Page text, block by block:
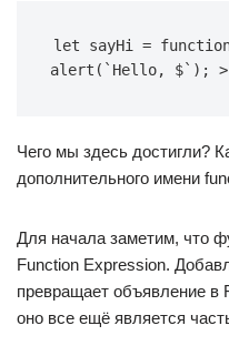
let sayHi =
alert(`Hello, $`);
Чего мы здесь достигли?
дополнительного имени
Для начала заметим, что
Function Expression.
превращает объявление в
оно все ещё является